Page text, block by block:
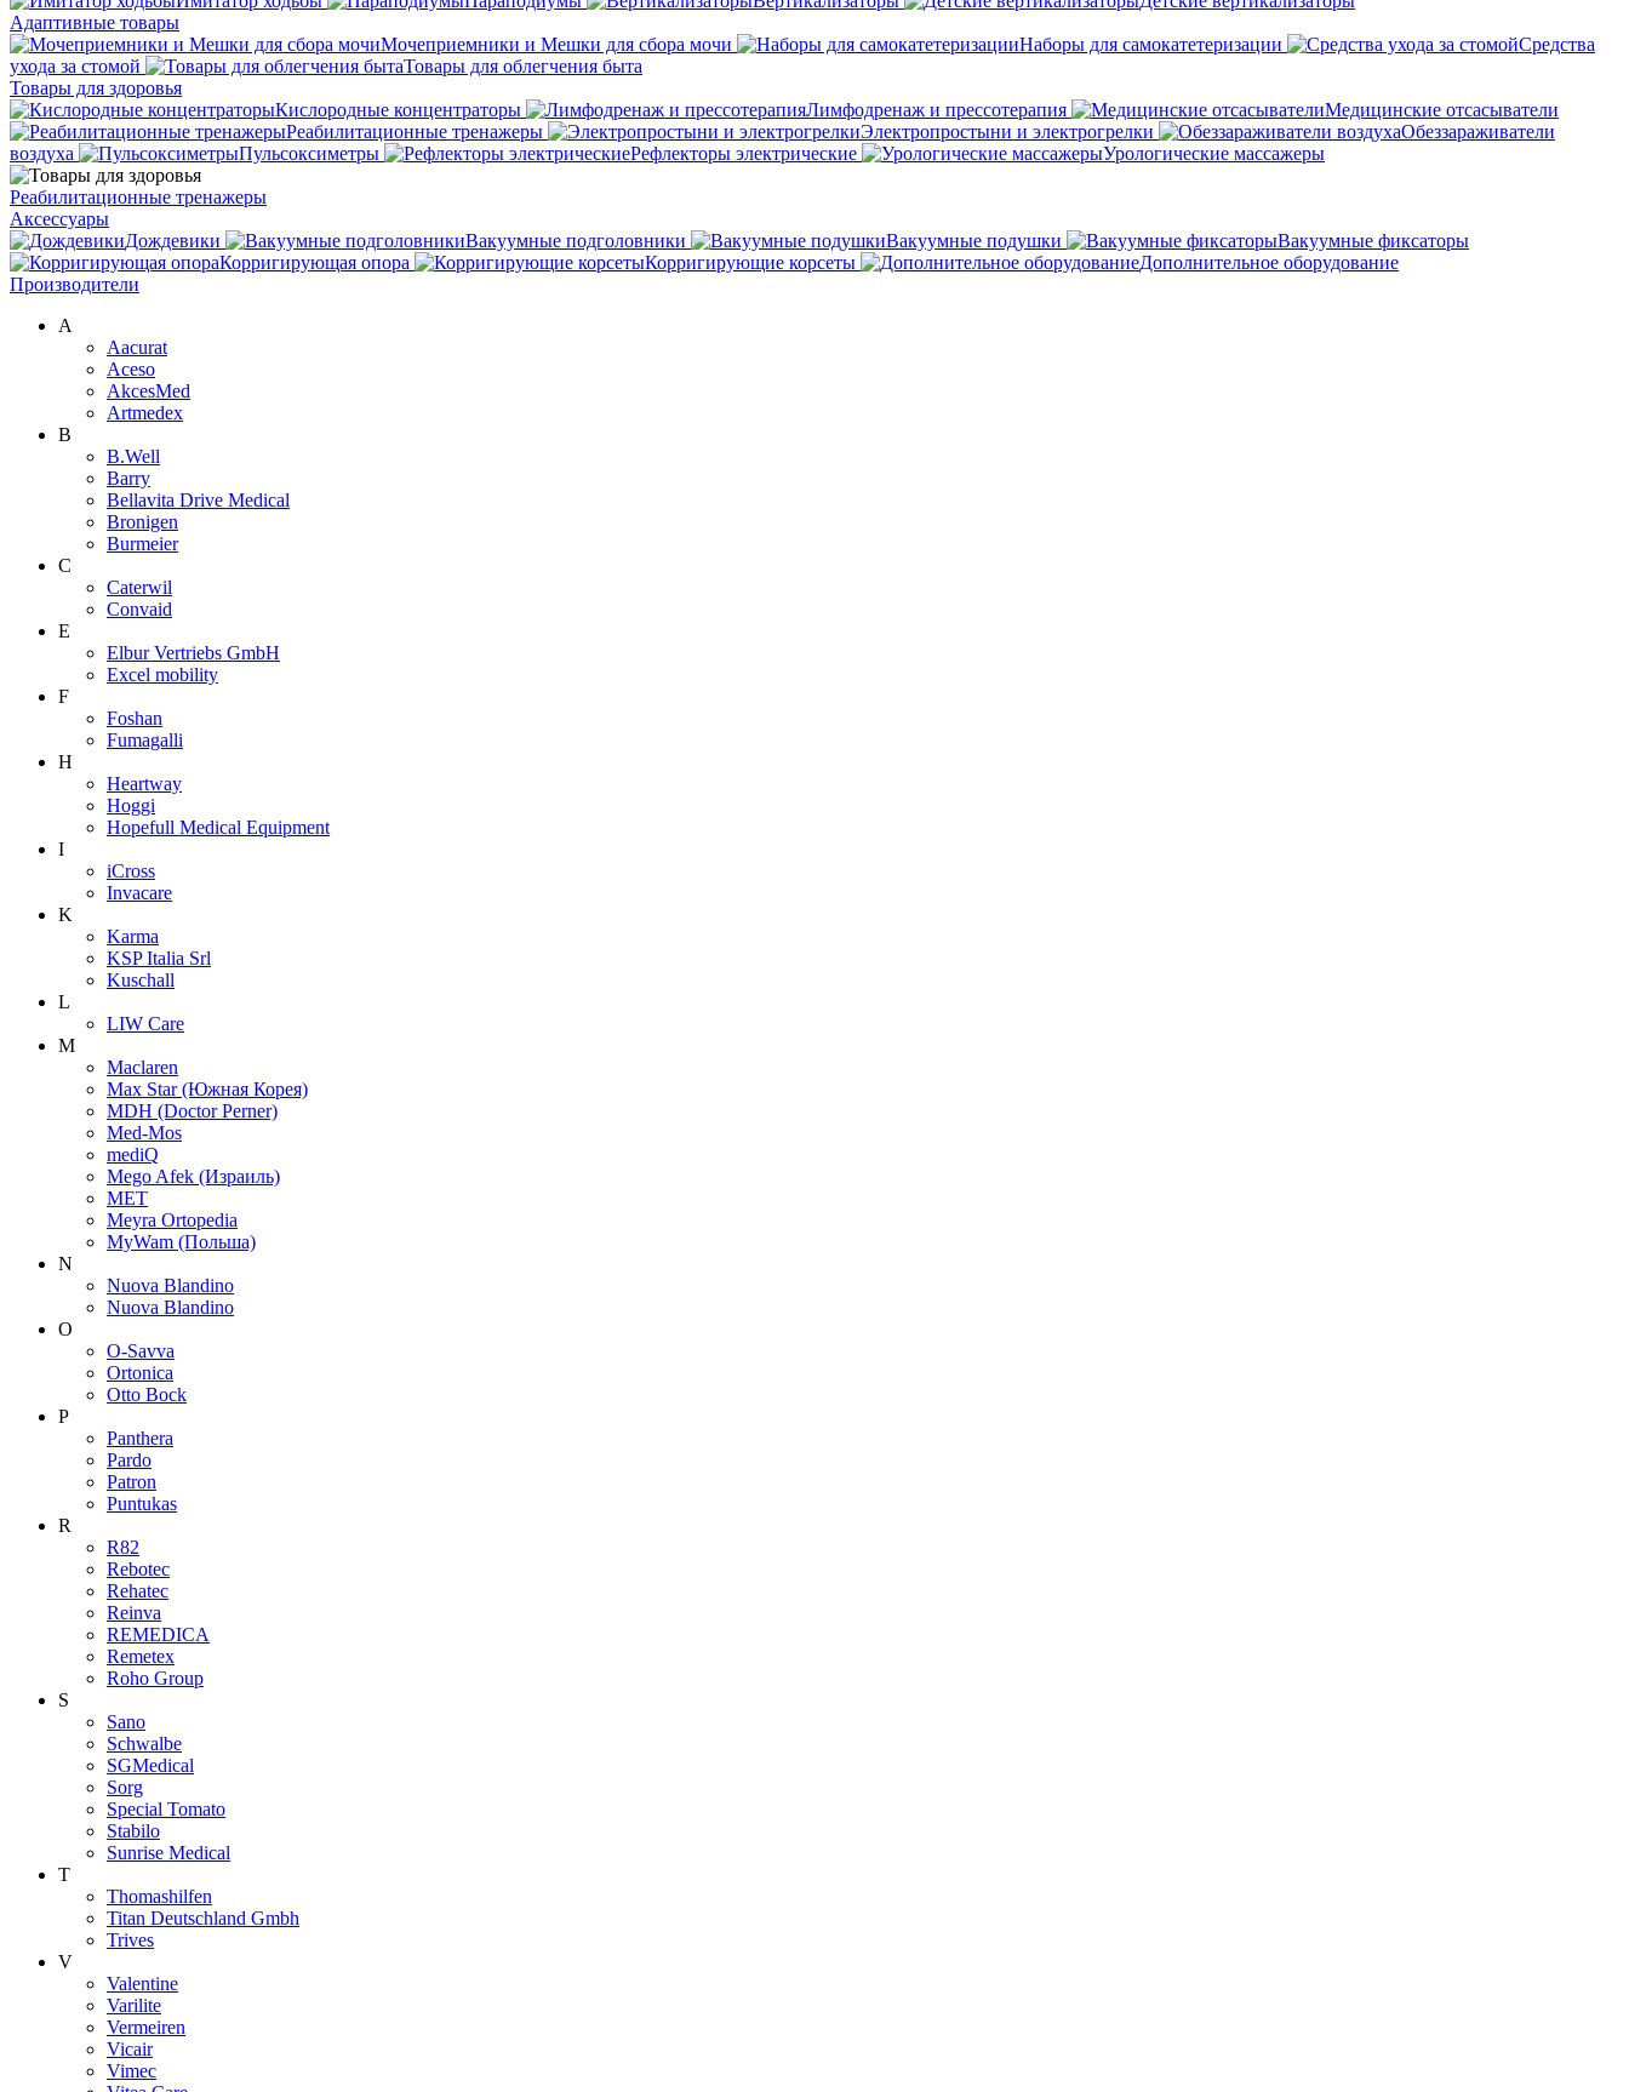
Адаптивные товары
Мочеприемники и Мешки для сбора мочи
Наборы для самокатетеризации
Средства
ухода за стомой
Товары для облегчения быта
Товары для здоровья
Кислородные концентраторы
Лимфодренаж и прессотерапия
Медицинские отсасыватели
Реабилитационные тренажеры
Электропростыни и электрогрелки
Обеззараживатели
воздуха
Пульсоксиметры Рефлекторы электрические Урологические массажеры
Реабилитационные тренажеры
Аксессуары
Дождевики
Вакуумные подголовники Вакуумные подушки
Вакуумные фиксаторы
Корригирующая опора
Корригирующие корсеты
Дополнительное оборудование
Производители
A
Aacurat
Aceso
AkcesMed
Artmedex
B
B.Well
Barry
Bellavita Drive Medical
Bronigen
Burmeier
C
Caterwil
Convaid
E
Elbur Vertriebs GmbH
Excel mobility
F
Foshan
Fumagalli
H
Heartway
Hoggi
Hopefull Medical Equipment
I
iCross
Invacare
K
Karma
KSP Italia Srl
Kuschall
L
LIW Care
M
Maclaren
Max Star (Южная Корея)
MDH (Doctor Perner)
Med-Mos
mediQ
Mego Afek (Израиль)
MET
Meyra Ortopedia
MyWam (Польша)
N
Nuova Blandino
Nuova Blandino
O
O-Savva
Ortonica
Otto Bock
P
Panthera
Pardo
Patron
Puntukas
R
R82
Rebotec
Rehatec
Reinva
REMEDICA
Remetex
Roho Group
S
Sano
Schwalbe
SGMedical
Sorg
Special Tomato
Stabilo
Sunrise Medical
T
Thomashilfen
Titan Deutschland Gmbh
Trives
V
Valentine
Varilite
Vermeiren
Vicair
Vimec